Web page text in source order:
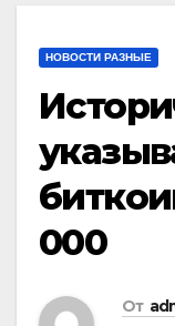
НОВОСТИ РАЗНЫЕ
000
От